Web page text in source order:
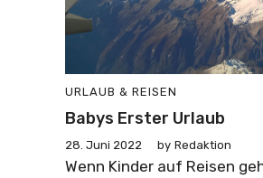
URLAUB & REISEN
Babys Erster Urlaub
28. Juni 2022 by Redaktion
Wenn Kinder auf Reisen